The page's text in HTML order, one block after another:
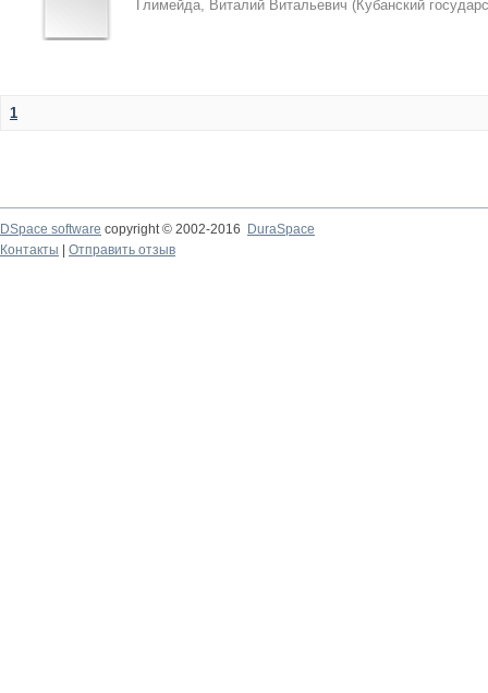
Глимейда, Виталий Витальевич (Кубанский
1
DSpace software copyright © 2002-2016
DuraSpace
Контакты
Отправить отзыв